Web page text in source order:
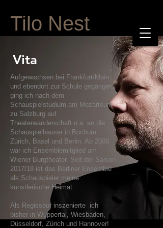
Tilo Nest
Vita
Aufgewachsen bei Frankfurt/Main
und ebendort zur Schule gegangen,
ging ich nach dem
Schauspielstudium am Mozarteum
zu Salzburg auf
Theaterwanderschaft u.a. an die
Schauspielhäuser in Bochum,
Zürich, Basel und Berlin. Ab 2009
war ich Ensemblemitglied am
Wiener Burgtheater. Seit der Saison
2017/18 ist das Berliner Ensemble
als Schauspieler meine
künstlerische Heimat.
Als Regisseur inszenierte ich
bisher in Wuppertal, Wiesbaden,
Düsseldorf, Zürich und Hannover!